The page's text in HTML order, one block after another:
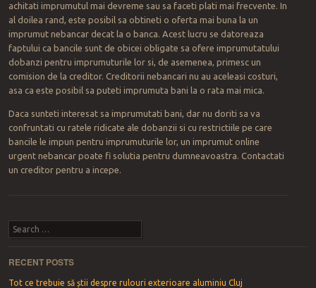
achitati imprumutul mai devreme sau sa faceti plati mai frecvente. In
al doilea rand, este posibil sa obtineti o oferta mai buna la un
imprumut nebancar decat la o banca. Acest lucru se datoreaza
faptului ca bancile sunt de obicei obligate sa ofere imprumutatului
dobanzi pentru imprumuturile lor si, de asemenea, primesc un
comision de la creditor. Creditorii nebancari nu au aceleasi costuri,
asa ca este posibil sa puteti imprumuta bani la o rata mai mica.
Daca sunteti interesat sa imprumutati bani, dar nu doriti sa va
confruntati cu ratele ridicate ale dobanzii si cu restrictiile pe care
bancile le impun pentru imprumuturile lor, un imprumut online
urgent nebancar poate fi solutia pentru dumneavoastra. Contactati
un creditor pentru a incepe.
Search
RECENT POSTS
Tot ce trebuie să știi despre rulouri exterioare aluminiu Cluj